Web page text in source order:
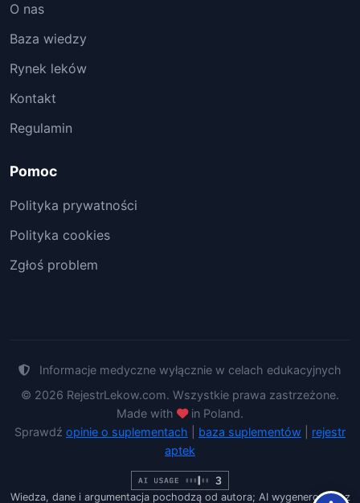
O nas
Baza wiedzy
Rynek leków
Kontakt
Regulamin
Pomoc
Polityka prywatności
Polityka cookies
Zgłoś problem
Informacje medyczne wyłącznie w celach edukacyjnych
© 2026 RejestrLekow.com. Wszystkie prawa zastrzeżone.
Made with
in Poland.
Sprawdź opinie o suplementach baza suplementów
rejestr
aptek
Wiedza, dane i argumentacja pochodzą od autora; AI wygenerowało z